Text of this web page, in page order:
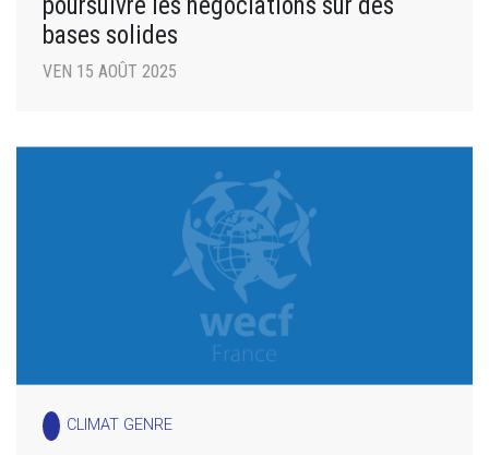
bases solides
VEN 15 AOÛT 2025
CLIMAT GENRE